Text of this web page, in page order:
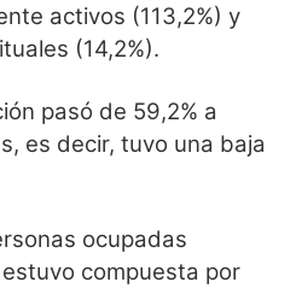
activos (113,2%) y
(14,2%).
pasó de 59,2% a
es decir, tuvo una baja
ocupadas
compuesta por